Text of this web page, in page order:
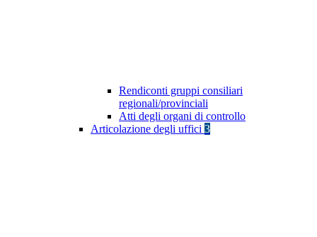
Rendiconti gruppi consiliari
regionali/provinciali
Atti degli organi di controllo
Articolazione degli uffici 3